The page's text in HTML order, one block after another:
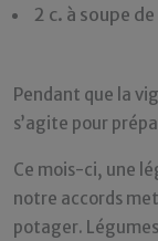
2 c. à soupe
Pendant que la
s’agite pour
Ce mois-ci, une
notre accords
potager.